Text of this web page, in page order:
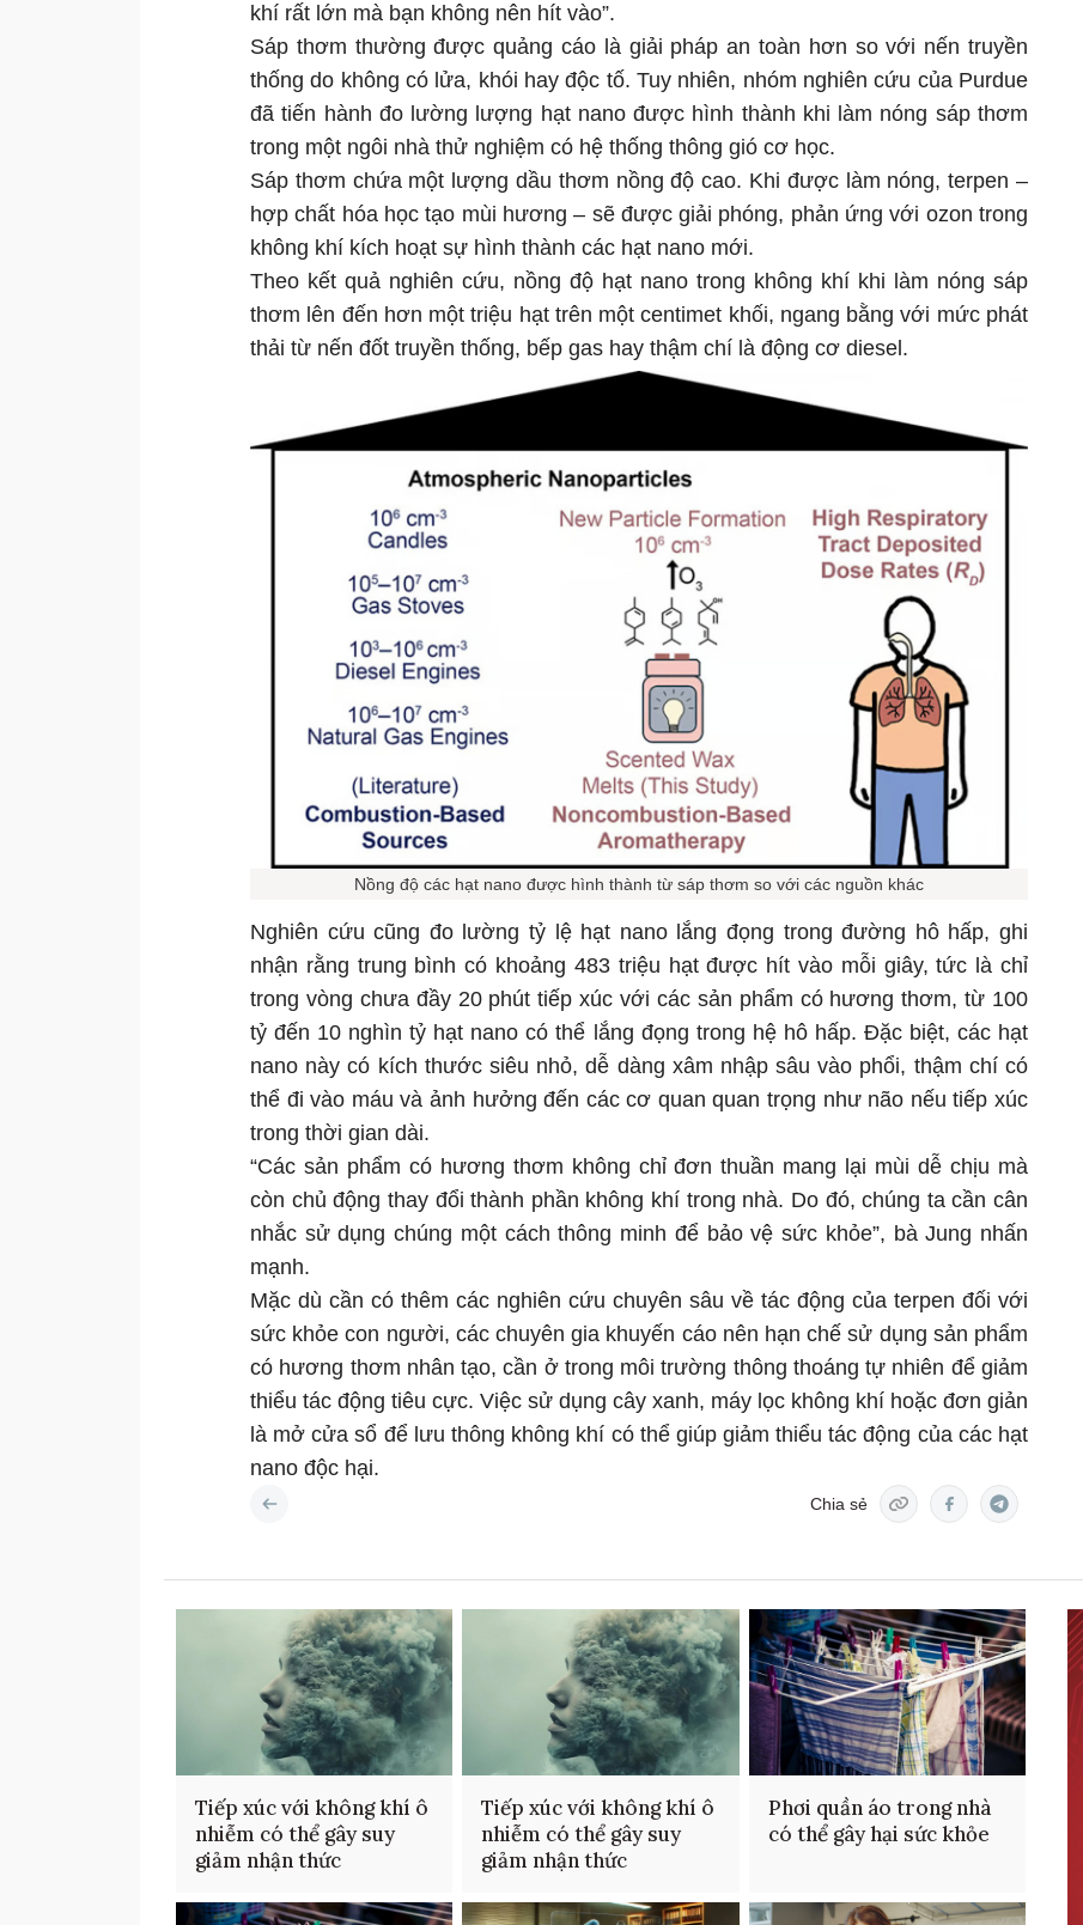
khí rất lớn mà bạn không nên hít vào”.
Sáp thơm thường được quảng cáo là giải pháp an toàn hơn so với nến truyền
thống do không có lửa, khói hay độc tố. Tuy nhiên, nhóm nghiên cứu của Purdue
đã tiến hành đo lường lượng hạt nano được hình thành khi làm nóng sáp thơm
trong một ngôi nhà thử nghiệm có hệ thống thông gió cơ học.
Sáp thơm chứa một lượng dầu thơm nồng độ cao. Khi được làm nóng, terpen –
hợp chất hóa học tạo mùi hương – sẽ được giải phóng, phản ứng với ozon trong
không khí kích hoạt sự hình thành các hạt nano mới.
Theo kết quả nghiên cứu, nồng độ hạt nano trong không khí khi làm nóng sáp
thơm lên đến hơn một triệu hạt trên một centimet khối, ngang bằng với mức phát
thải từ nến đốt truyền thống, bếp gas hay thậm chí là động cơ diesel.
Nồng độ các hạt nano được hình thành từ sáp thơm so với các nguồn khác
Nghiên cứu cũng đo lường tỷ lệ hạt nano lắng đọng trong đường hô hấp, ghi
nhận rằng trung bình có khoảng 483 triệu hạt được hít vào mỗi giây, tức là chỉ
trong vòng chưa đầy 20 phút tiếp xúc với các sản phẩm có hương thơm, từ 100
tỷ đến 10 nghìn tỷ hạt nano có thể lắng đọng trong hệ hô hấp. Đặc biệt, các hạt
nano này có kích thước siêu nhỏ, dễ dàng xâm nhập sâu vào phổi, thậm chí có
thể đi vào máu và ảnh hưởng đến các cơ quan quan trọng như não nếu tiếp xúc
trong thời gian dài.
“Các sản phẩm có hương thơm không chỉ đơn thuần mang lại mùi dễ chịu mà
còn chủ động thay đổi thành phần không khí trong nhà. Do đó, chúng ta cần cân
nhắc sử dụng chúng một cách thông minh để bảo vệ sức khỏe”, bà Jung nhấn
mạnh.
Mặc dù cần có thêm các nghiên cứu chuyên sâu về tác động của terpen đối với
sức khỏe con người, các chuyên gia khuyến cáo nên hạn chế sử dụng sản phẩm
có hương thơm nhân tạo, cần ở trong môi trường thông thoáng tự nhiên để giảm
thiểu tác động tiêu cực. Việc sử dụng cây xanh, máy lọc không khí hoặc đơn giản
là mở cửa sổ để lưu thông không khí có thể giúp giảm thiểu tác động của các hạt
nano độc hại.
Chia sẻ
Tiếp xúc với không khí ô
nhiễm có thể gây suy
giảm nhận thức
Tiếp xúc với không khí ô
nhiễm có thể gây suy
giảm nhận thức
Phơi quần áo trong nhà
có thể gây hại sức khỏe